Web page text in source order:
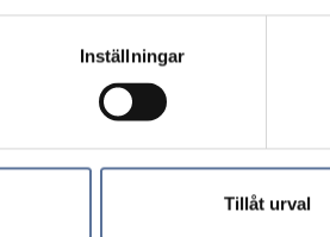
Inställningar
Tillåt urval